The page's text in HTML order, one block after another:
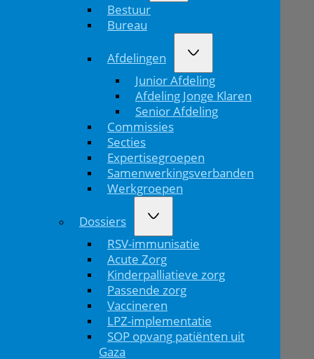
Bestuur
Bureau
Afdelingen
Junior Afdeling
Afdeling Jonge Klaren
Senior Afdeling
Commissies
Secties
Expertisegroepen
Samenwerkingsverbanden
Werkgroepen
Dossiers
RSV-immunisatie
Acute Zorg
Kinderpalliatieve zorg
Passende zorg
Vaccineren
LPZ-implementatie
SOP opvang patiënten uit
Gaza
netwerk